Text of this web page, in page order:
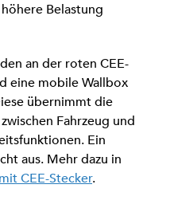
Belastung
an der roten CEE-
eine mobile Wallbox
übernimmt die
Fahrzeug und
Ein
aus. Mehr dazu in
CEE-Stecker.